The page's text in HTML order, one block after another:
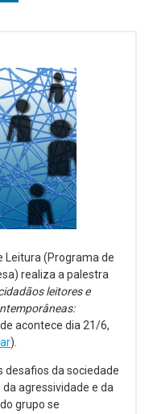
Leitura (Programa de
realiza a palestra
leitores e
acontece dia 21/6,
).
desafios da sociedade
agressividade e da
grupo se